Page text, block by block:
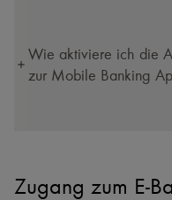
Wie aktiviere ich die
zur Mobile Banking
Zugang zum E-